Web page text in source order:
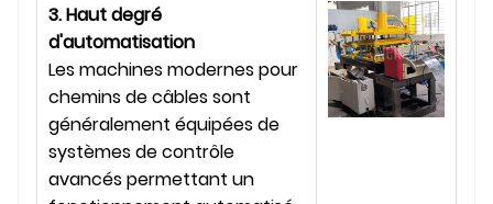
3. Haut degré
d'automatisation
Les machines modernes pour
chemins de câbles sont
généralement équipées de
systèmes de contrôle
avancés permettant un